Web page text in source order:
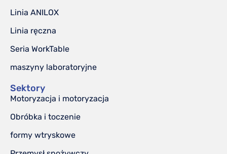
Linia ANILOX
Linia ręczna
Seria WorkTable
maszyny laboratoryjne
Sektory
Motoryzacja i motoryzacja
Obróbka i toczenie
formy wtryskowe